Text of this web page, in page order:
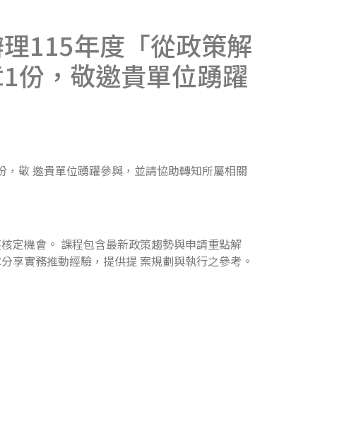
115年度「從政策解
份，敬邀貴單位踴躍
敬 邀貴單位踴躍參與，並請協助轉知所屬相關
定機會。 課程包含最新政策趨勢與申請重點解
享實務推動經驗，提供提 案規劃與執行之參考。